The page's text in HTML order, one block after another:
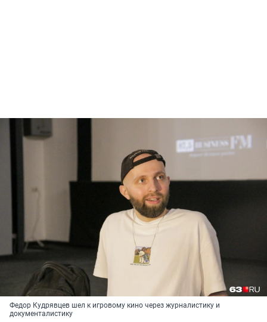
Федор Кудрявцев шел к игровому кино через журналистику и
документалистику